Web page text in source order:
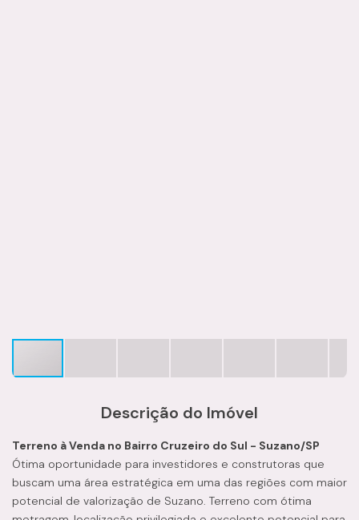
Descrição do Imóvel
Terreno à Venda no Bairro Cruzeiro do Sul - Suzano/SP
Ótima oportunidade para investidores e construtoras que
buscam uma área estratégica em uma das regiões com maior
potencial de valorização de Suzano. Terreno com ótima